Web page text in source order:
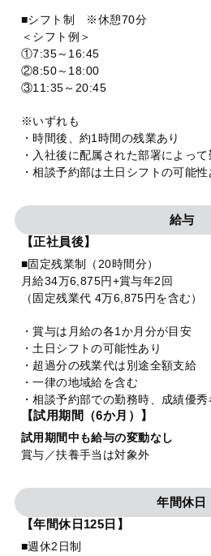
■シフト制 ※休憩70分
＜シフト例＞
①7:35～16:45
②8:50～18:00
③11:35～20:45
※いずれも
・時間後、約1時間の残業あり
・入社後に配属された部署によっ
・相談予約部は土日シフトの可能性
給与
【正社員後】
■固定残業制（20時間分）
月給34万6,875円+賞与年2回
（固定残業代 4万6,875円を含む）
・賞与は月給の各1か月分が目安
・土日シフトの可能性あり
・超過分の残業代は別途全額支給
・一律の地域給を含む
・相談予約部での勤務時、成績優
【試用期間（6か月）】
試用期間中も給与の変動なし
賞与／扶養手当は対象外
年間休日
【年間休日125日】
■週休2日制